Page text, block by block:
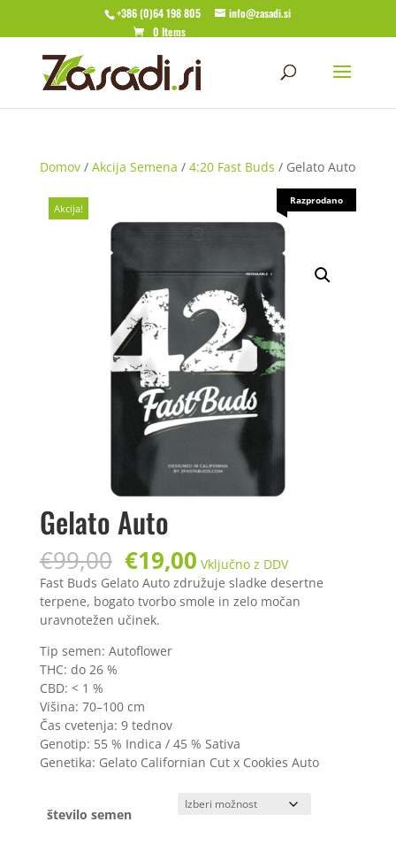
+386 (0)64 198 805
info@zasadi.si
0 Items
Domov/ Akcija Semena / 4:20 Fast Buds / Gelato Auto
Razprodano
Akcija!
Gelato Auto
€99,00 Izvirna
cena
je
bila:
€99,00.
€19,00Trenutna
cena
je:
€19,00.
Vključno z DDV
Fast Buds Gelato Auto združuje sladke desertne
terpene, bogato tvorbo smole in zelo močan
uravnotežen učinek.
Tip semen: Autoflower
THC: do 26 %
CBD: < 1 %
Višina: 70–100 cm
Čas cvetenja: 9 tednov
Genotip: 55 % Indica / 45 % Sativa
Genetika: Gelato Californian Cut x Cookies Auto
število semen